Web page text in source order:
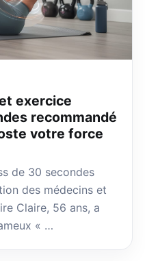
exercice
recommandé
votre force
de 30 secondes
des médecins et
Claire, 56 ans, a
« …